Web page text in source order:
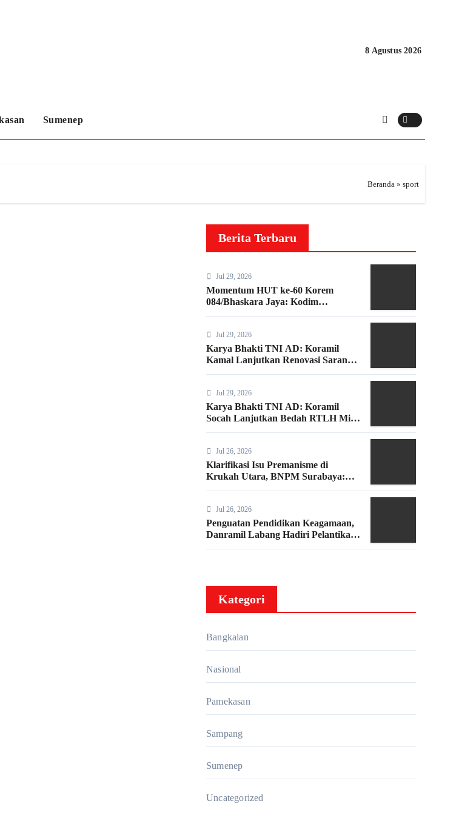
8 Agustus 2026
Sumenep
Beranda » sport
Berita Terbaru
Jul 29, 2026
Momentum HUT ke-60 Korem
084/Bhaskara Jaya: Kodim
Jul 29, 2026
Karya Bhakti TNI AD: Koramil
Kamal Lanjutkan Renovasi Sarana
Jul 29, 2026
Karya Bhakti TNI AD: Koramil
Socah Lanjutkan Bedah RTLH Milik
Jul 26, 2026
Klarifikasi Isu Premanisme di
Krukah Utara, BNPM Surabaya:
Jul 26, 2026
Penguatan Pendidikan Keagamaan,
Danramil Labang Hadiri Pelantikan
Kategori
Bangkalan
Nasional
Pamekasan
Sampang
Sumenep
Uncategorized